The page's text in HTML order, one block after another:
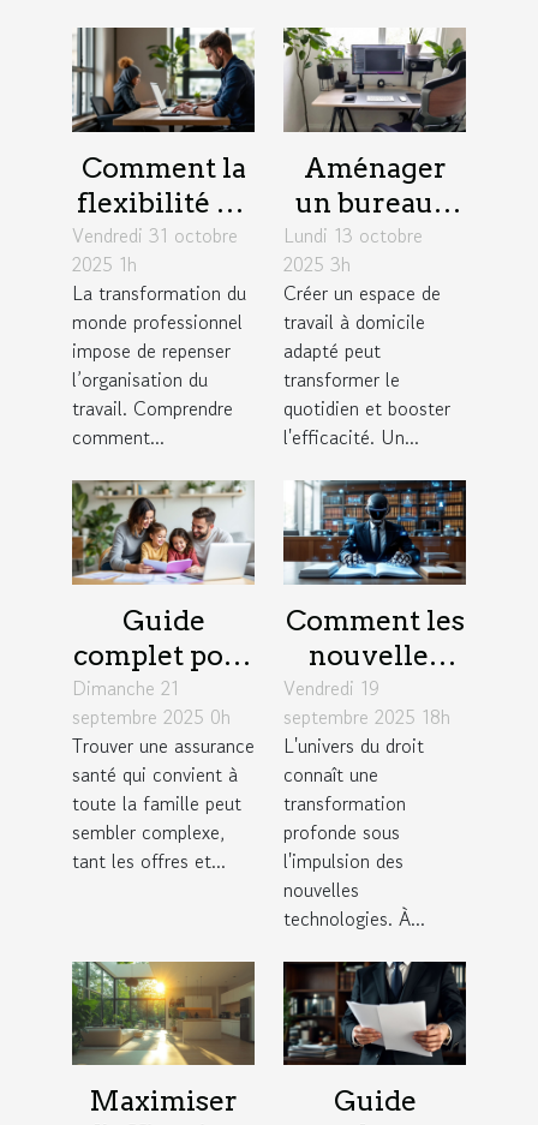
Comment la
flexibilité du
travail
influence la
productivité
des équipes ?
Vendredi 31 octobre
2025 1h
La transformation du
monde professionnel
impose de repenser
l’organisation du
travail. Comprendre
comment...
Aménager
un bureau à
domicile :
astuces pour
combiner
confort et
productivité
Lundi 13 octobre
2025 3h
Créer un espace de
travail à domicile
adapté peut
transformer le
quotidien et booster
l'efficacité. Un...
Guide
complet pour
choisir une
assurance
santé adaptée
aux familles
Dimanche 21
septembre 2025 0h
Trouver une assurance
santé qui convient à
toute la famille peut
sembler complexe,
tant les offres et...
Comment les
nouvelles
technologies
redéfinissent
la pratique
du droit ?
Vendredi 19
septembre 2025 18h
L'univers du droit
connaît une
transformation
profonde sous
l'impulsion des
nouvelles
technologies. À...
Maximiser
Guide